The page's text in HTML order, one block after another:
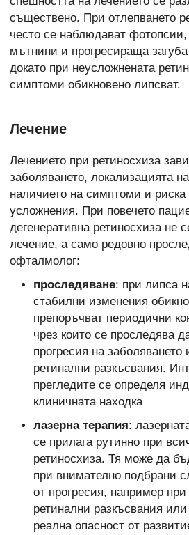
съществено. При отлепването
често се наблюдават
мътнини и прогресираща
докато при неусложнената
симптоми обикновено липсват.
Лечение
Лечението при ретиносхиза
заболяването, локализацията
наличието на симптоми и риска
усложнения. При повечето
дегенеративна ретиносхиза не
лечение, а само редовно
офталмолог:
проследяване: при липса
стабилни изменения
препоръчват периодични
чрез които се проследява
прогресия на заболяването
ретинални разкъсвания.
прегледите се определя
клиничната находка
лазерна терапия:
се прилага рутинно при
ретиносхиза. Тя може да
при внимателно подбрани
от прогресия, например
ретинални разкъсвания
реална опасност от